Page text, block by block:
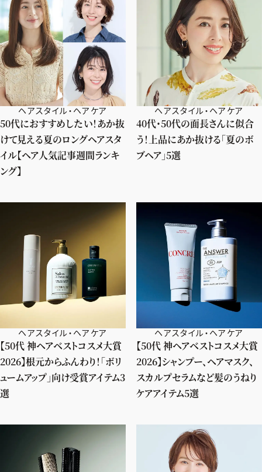
ヘアスタイル・ヘアケア
50代におすすめしたい！あか抜
けて見える夏のロングヘアスタ
イル【ヘア人気記事週間ランキ
ング】
ヘアスタイル・ヘアケア
40代・50代の面長さんに似合
う！上品にあか抜ける「夏のボ
ブヘア」5選
ヘアスタイル・ヘアケア
【50代 神ヘアベストコスメ大賞
2026】根元からふんわり！「ボリ
ュームアップ」向け受賞アイテム3
選
ヘアスタイル・ヘアケア
【50代 神ヘアベストコスメ大賞
2026】シャンプー、ヘアマスク、
スカルプセラムなど髪のうねり
ケアアイテム5選